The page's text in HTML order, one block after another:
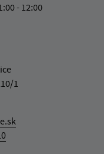
- 12:00
1